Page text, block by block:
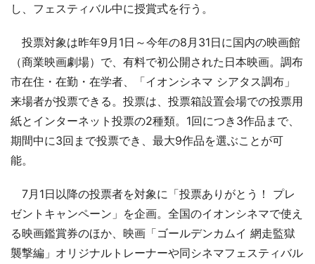
し、フェスティバル中に授賞式を行う。
投票対象は昨年9月1日～今年の8月31日に国内の映画館
（商業映画劇場）で、有料で初公開された日本映画。調布
市在住・在勤・在学者、「イオンシネマ シアタス調布」
来場者が投票できる。投票は、投票箱設置会場での投票用
紙とインターネット投票の2種類。1回につき3作品まで、
期間中に3回まで投票でき、最大9作品を選ぶことが可
能。
7月1日以降の投票者を対象に「投票ありがとう！ プレ
ゼントキャンペーン」を企画。全国のイオンシネマで使え
る映画鑑賞券のほか、映画「ゴールデンカムイ 網走監獄
襲撃編」オリジナルトレーナーや同シネマフェスティバル